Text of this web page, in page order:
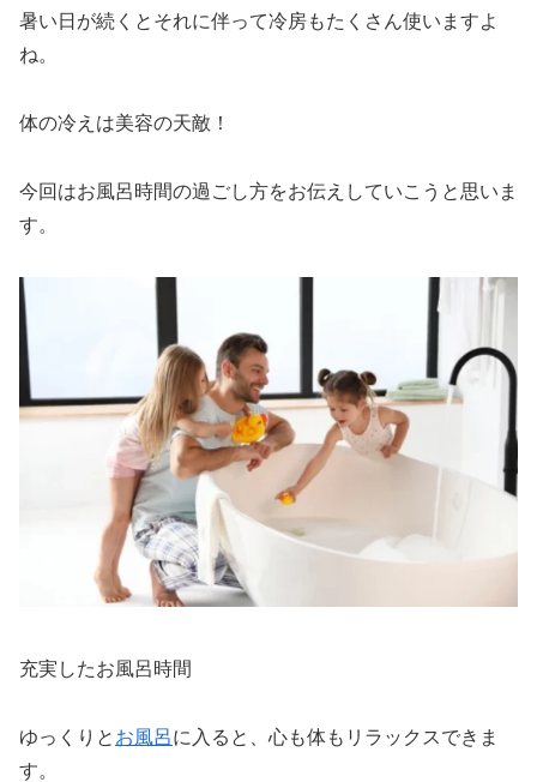
暑い日が続くとそれに伴って冷房もたくさん使いますよ
ね。
体の冷えは美容の天敵！
今回はお風呂時間の過ごし方をお伝えしていこうと思いま
す。
充実したお風呂時間
ゆっくりと お風呂に入ると、心も体もリラックスできま
す。